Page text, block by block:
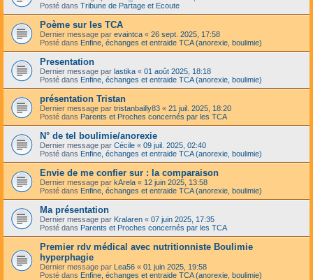
Posté dans Tribune de Partage et Ecoute
Poème sur les TCA
Dernier message par evaintca « 26 sept. 2025, 17:58
Posté dans Enfine, échanges et entraide TCA (anorexie, boulimie)
Presentation
Dernier message par lastika « 01 août 2025, 18:18
Posté dans Enfine, échanges et entraide TCA (anorexie, boulimie)
présentation Tristan
Dernier message par tristanbailly83 « 21 juil. 2025, 18:20
Posté dans Parents et Proches concernés par les TCA
N° de tel boulimie/anorexie
Dernier message par Cécile « 09 juil. 2025, 02:40
Posté dans Enfine, échanges et entraide TCA (anorexie, boulimie)
Envie de me confier sur : la comparaison
Dernier message par kArela « 12 juin 2025, 13:58
Posté dans Enfine, échanges et entraide TCA (anorexie, boulimie)
Ma présentation
Dernier message par Kralaren « 07 juin 2025, 17:35
Posté dans Parents et Proches concernés par les TCA
Premier rdv médical avec nutritionniste Boulimie
hyperphagie
Dernier message par Lea56 « 01 juin 2025, 19:58
Posté dans Enfine, échanges et entraide TCA (anorexie, boulimie)